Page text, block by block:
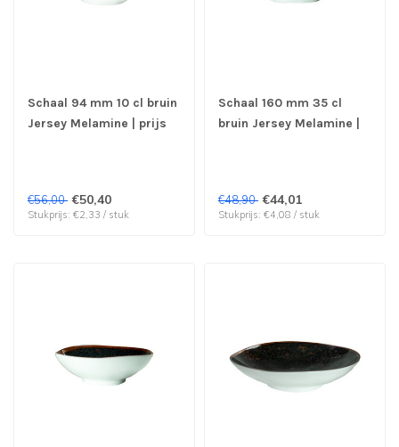
Schaal 94 mm 10 cl bruin
Jersey Melamine | prijs
€56,00 €50,40
Stukprijs: €2,33 / stuk
Schaal 160 mm 35 cl
bruin Jersey Melamine |
€48,90 €44,01
Stukprijs: €4,08 / stuk